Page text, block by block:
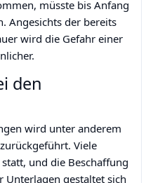
müsste bis Anfang
Angesichts der bereits
wird die Gefahr einer
den
wird unter anderem
Viele
und die Beschaffung
Unterlagen gestaltet sich